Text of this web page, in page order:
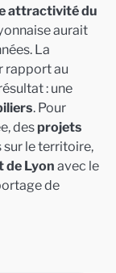
attractivité du
aurait
La
rapport au
: une
. Pour
des projets
sur le territoire,
de Lyonavec le
de